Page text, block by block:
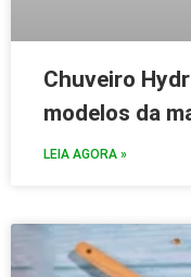
Chuveiro
modelos da
LEIA AGORA »